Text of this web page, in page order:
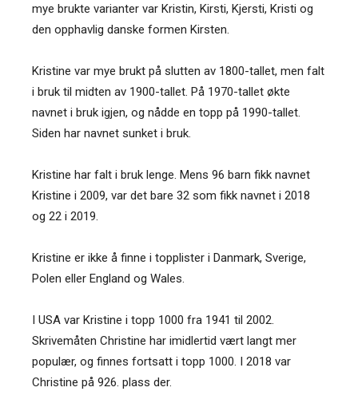
mye brukte varianter var Kristin, Kirsti, Kjersti, Kristi og
den opphavlig danske formen Kirsten.
Kristine var mye brukt på slutten av 1800-tallet, men falt
i bruk til midten av 1900-tallet. På 1970-tallet økte
navnet i bruk igjen, og nådde en topp på 1990-tallet.
Siden har navnet sunket i bruk.
Kristine har falt i bruk lenge. Mens 96 barn fikk navnet
Kristine i 2009, var det bare 32 som fikk navnet i 2018
og 22 i 2019.
Kristine er ikke å finne i topplister i Danmark, Sverige,
Polen eller England og Wales.
I USA var Kristine i topp 1000 fra 1941 til 2002.
Skrivemåten Christine har imidlertid vært langt mer
populær, og finnes fortsatt i topp 1000. I 2018 var
Christine på 926. plass der.